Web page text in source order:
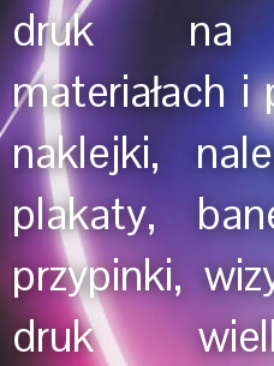
druk na
materiałach
naklejki,
plakaty,
przypinki,
druk